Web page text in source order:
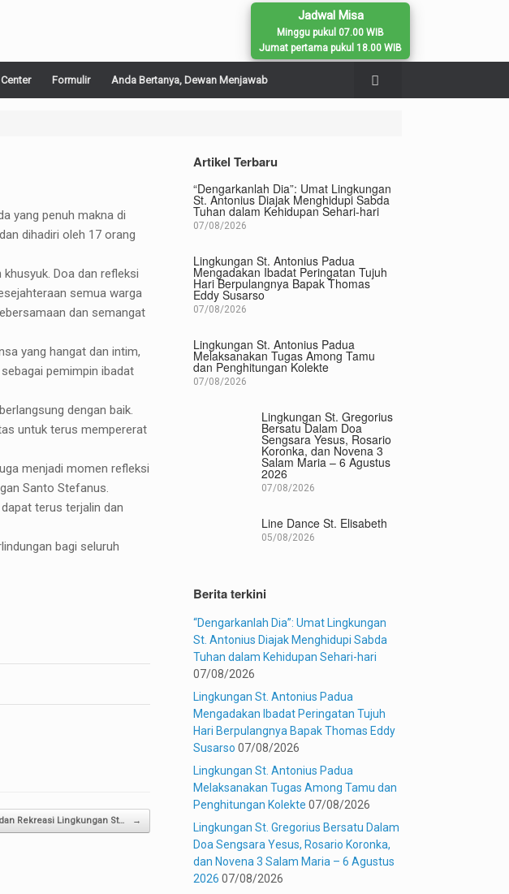
Jadwal Misa
Minggu pukul 07.00 WIB
Jumat pertama pukul 18.00 WIB
Formulir Anda Bertanya, Dewan Menjawab
yang penuh makna di
dihadiri oleh 17 orang
Doa dan refleksi
semua warga
dan semangat
yang hangat dan intim,
pemimpin ibadat
dengan baik.
untuk terus mempererat
menjadi momen refleksi
Santo Stefanus.
terus terjalin dan
bagi seluruh
Rekreasi Lingkungan St… →
Artikel Terbaru
“Dengarkanlah Dia”: Umat Lingkungan
St. Antonius Diajak Menghidupi Sabda
Tuhan dalam Kehidupan Sehari-hari
07/08/2026
Lingkungan St. Antonius Padua
Mengadakan Ibadat Peringatan Tujuh
Hari Berpulangnya Bapak Thomas
Eddy Susarso
07/08/2026
Lingkungan St. Antonius Padua
Melaksanakan Tugas Among Tamu
dan Penghitungan Kolekte
07/08/2026
Lingkungan St. Gregorius
Bersatu Dalam Doa
Sengsara Yesus, Rosario
Koronka, dan Novena 3
Salam Maria – 6 Agustus
2026
07/08/2026
Line Dance St. Elisabeth
05/08/2026
Berita terkini
“Dengarkanlah Dia”: Umat Lingkungan
St. Antonius Diajak Menghidupi Sabda
Tuhan dalam Kehidupan Sehari-hari
07/08/2026
Lingkungan St. Antonius Padua
Mengadakan Ibadat Peringatan Tujuh
Hari Berpulangnya Bapak Thomas Eddy
Susarso 07/08/2026
Lingkungan St. Antonius Padua
Melaksanakan Tugas Among Tamu dan
Penghitungan Kolekte 07/08/2026
Lingkungan St. Gregorius Bersatu Dalam
Doa Sengsara Yesus, Rosario Koronka,
dan Novena 3 Salam Maria – 6 Agustus
2026 07/08/2026